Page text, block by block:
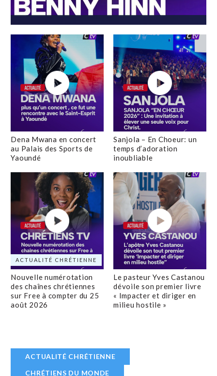
Dena Mwana en concert
au Palais des Sports de
Yaoundé
Sanjola – En Choeur: un
temps d’adoration
inoubliable
ACTUALITÉ CHRÉTIENNE
Nouvelle numérotation
des chaînes chrétiennes
sur Free à compter du 25
août 2026
Le pasteur Yves Castanou
dévoile son premier livre
« Impacter et diriger en
milieu hostile »
ACTUALITÉ CHRÉTIENNE
CHRÉTIENS DU MONDE